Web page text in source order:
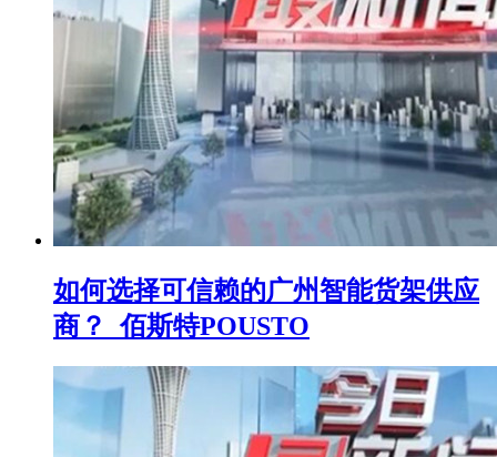
如何选择可信赖的广州智能货架供应
商？_佰斯特POUSTO